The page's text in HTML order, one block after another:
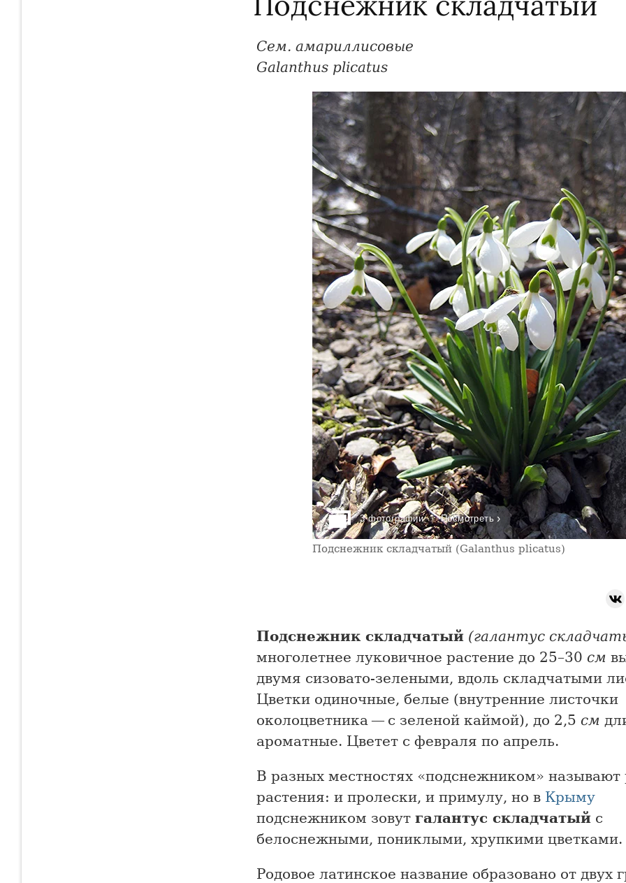
Сем. амариллисовые
Galanthus plicatus
3 фотографии Посмотреть ›
Подснежник складчатый (Galanthus plicatus)
Подснежник складчатый (галантус
многолетнее луковичное растение до 25–30 см
двумя сизовато-зелеными, вдоль складчатыми
Цветки одиночные, белые (внутренние листочки
околоцветника — с зеленой каймой), до 2,5 см
ароматные. Цветет с февраля по апрель.
В разных местностях «подснежником» называют
растения: и пролески, и примулу, но в Крыму
подснежником зовут галантус складчатый с
белоснежными, пониклыми, хрупкими цветками.
Родовое латинское название образовано от двух